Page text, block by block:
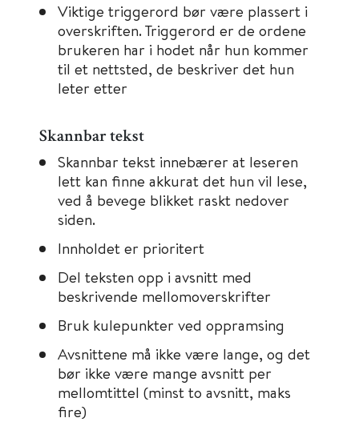
Viktige triggerord bør være plassert i
overskriften. Triggerord er de ordene
brukeren har i hodet når hun kommer
til et nettsted, de beskriver det hun
leter etter
Skannbar tekst
Skannbar tekst innebærer at leseren
lett kan finne akkurat det hun vil lese,
ved å bevege blikket raskt nedover
siden.
Innholdet er prioritert
Del teksten opp i avsnitt med
beskrivende mellomoverskrifter
Bruk kulepunkter ved oppramsing
Avsnittene må ikke være lange, og det
bør ikke være mange avsnitt per
mellomtittel (minst to avsnitt, maks
fire)